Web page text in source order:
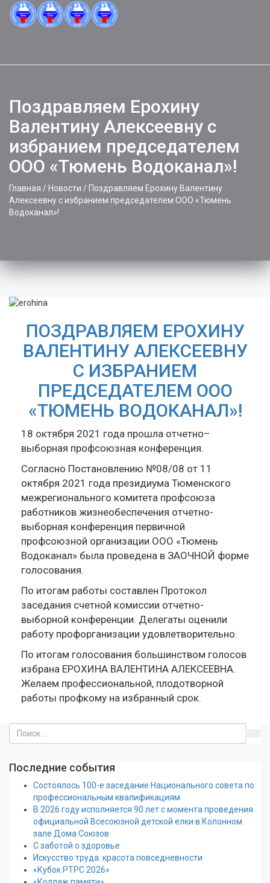
Поздравляем Ерохину
Валентину Алексеевну с
избранием председателем
ООО «Тюмень Водоканал»!
Главная / Новости / Поздравляем Ерохину Валентину
Алексеевну с избранием председателем ООО «Тюмень
Водоканал»!
ПОЗДРАВЛЯЕМ ЕРОХИНУ
ВАЛЕНТИНУ АЛЕКСЕЕВНУ
С ИЗБРАНИЕМ
ПРЕДСЕДАТЕЛЕМ ООО
«ТЮМЕНЬ ВОДОКАНАЛ»!
18 октября 2021 года прошла отчетно–
выборная профсоюзная конференция.
Согласно Постановлению №08/08 от 11
октября 2021 года президиума Тюменского
межрегионального комитета профсоюза
работников жизнеобеспечения отчетно-
выборная конференция первичной
профсоюзной организации ООО «Тюмень
Водоканал» была проведена в ЗАОЧНОЙ форме
голосования.
По итогам работы составлен Протокол
заседания счетной комиссии отчетно-
выборной конференции. Делегаты оценили
работу профорганизации удовлетворительно.
По итогам голосования большинством голосов
избрана ЕРОХИНА ВАЛЕНТИНА АЛЕКСЕЕВНА.
Желаем профессиональной, плодотворной
работы профкому на избранный срок.
Последние события
Состоялось 100-е заседание Национального совета по
профессиональным квалификациям
В 2026 году исполняется 90 лет с момента проведения
официальной Всесоюзной детской елки в Колонном
зале Дома Союзов
С заботой о здоровье
Искусство труда: красота повседневности
«Кубок РТРС 2026»